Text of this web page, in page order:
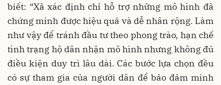
biết: “Xã xác định chỉ hỗ trợ những mô hình đã
chứng minh được hiệu quả và dễ nhân rộng. Làm
như vậy để tránh đầu tư theo phong trào, hạn chế
tình trạng hộ dân nhận mô hình nhưng không đủ
điều kiện duy trì lâu dài. Các bước lựa chọn đều
có sự tham gia của người dân để bảo đảm minh